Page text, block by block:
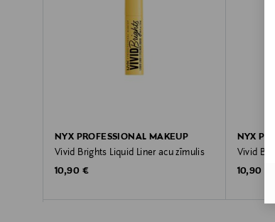
NYX PROFESSIONAL MAKEUP
Vivid Brights Liquid Liner acu zīmulis
Original Price
10,90 €
NYX
Vivid
Original
10,90 €